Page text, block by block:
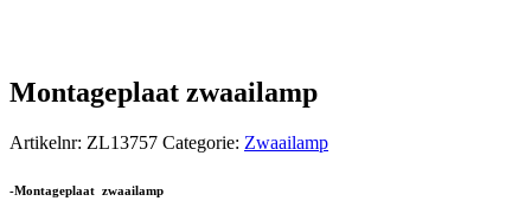
Montageplaat zwaailamp
Artikelnr: ZL13757 Categorie: Zwaailamp
-Montageplaat zwaailamp